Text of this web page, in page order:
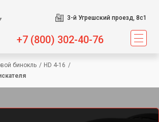
3-й Угрешский проезд, 8с1
+7 (800) 302-40-76
бинокль / HD 4-16 /